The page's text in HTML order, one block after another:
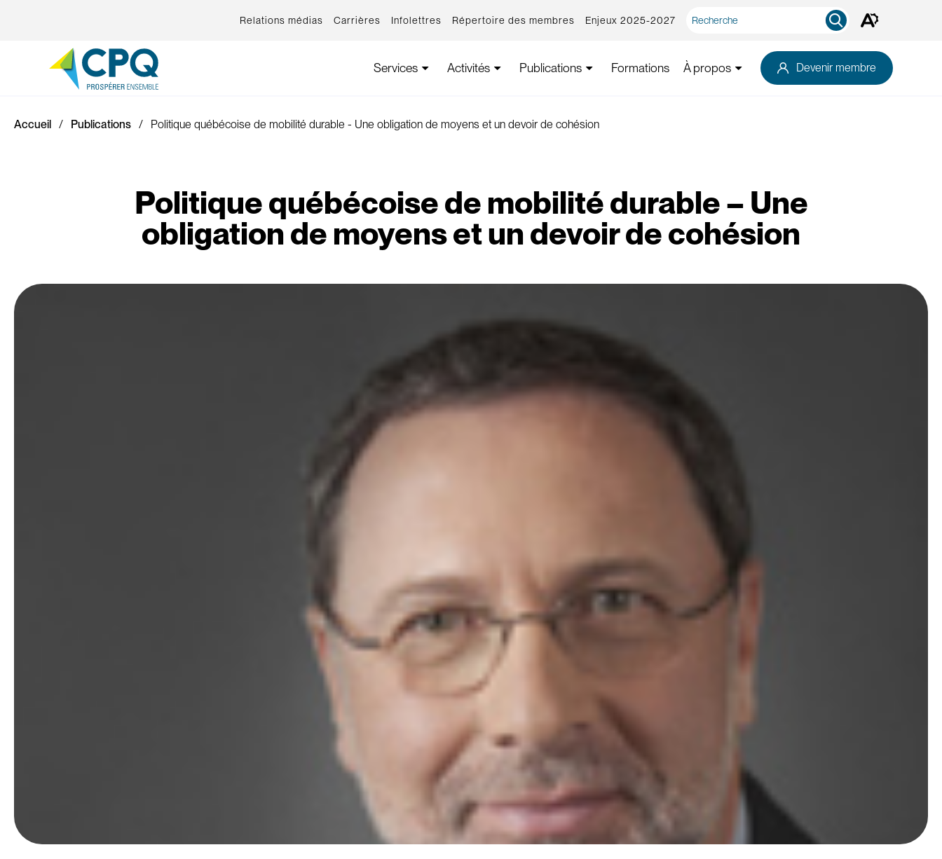
Relations médias Carrières Infolettres Répertoire des membres Enjeux 2025-2027
rapide
Ouvrez
d'outils
d'accessibilité.
Services Activités Publications Formations À propos Devenir membre
Accueil Publications Politique québécoise de mobilité durable - Une obligation de moyens et un devoir de cohésion
Politique québécoise de mobilité durable – Une
obligation de moyens et un devoir de cohésion